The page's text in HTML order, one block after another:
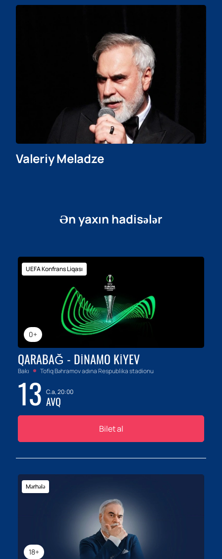
Valeriy Meladze
Ən yaxın hadisələr
0+
UEFA Konfrans Liqası
QARABAĞ - DINAMO KIYEV
Bakı Tofiq Bəhramov adına Respublika stadionu
13 C.a, 20:00
AVQ
Bilet al
18+
Mərhələ